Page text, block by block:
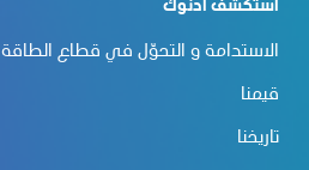
استكشف أدنوك
الاستدامة و التحوّل في قطاع الطاقة
قيمنا
تاريخنا